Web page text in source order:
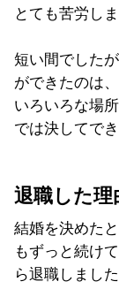
とても苦労しま
短い間でした
ができたのは
いろいろな場
では決してで
退職した理
結婚を決めた
もずっと続け
ら退職しました